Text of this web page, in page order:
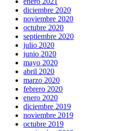
diciembre 2020
noviembre 2020
octubre 2020
septiembre 2020
julio 2020
junio 2020
mayo 2020
abril 2020
marzo 2020
febrero 2020
enero 2020
diciembre 2019
noviembre 2019
octubre 2019